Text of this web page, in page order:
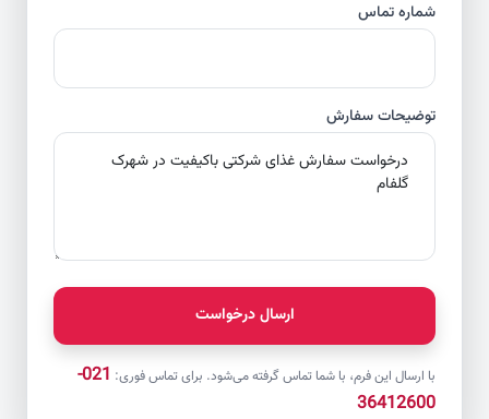
شماره تماس
توضیحات سفارش
ارسال درخواست
با ارسال این فرم، با شما تماس گرفته می‌شود. برای تماس فوری:
021-
36412600